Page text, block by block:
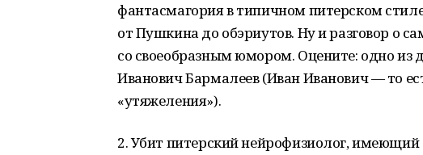
фантасмагория в типичном питерском
от Пушкина до обэриутов. Ну и разговор о
со своеобразным юмором. Оцените: одно из
Иванович Бармалеев (Иван Иванович — то
«утяжеления»).
2. Убит питерский нейрофизиолог,